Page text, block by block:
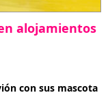
alojamientos
con sus mascota